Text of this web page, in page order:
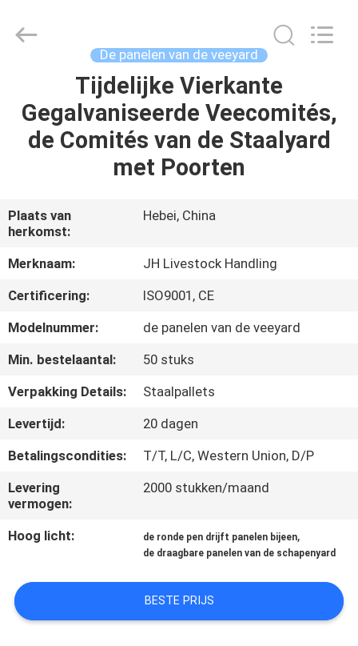
PRODUCTEN
ONS
FABRIEKSREIS
KWALITEITSCONTROLE
CONTACTEER
ONS
VERZOEK
EEN
CITAAT
SITEMAP
PRIVACYBELEID
metal
products
De panelen van de veeyard
Tijdelijke Vierkante
Gegalvaniseerde Veecomités,
de Comités van de Staalyard
met Poorten
Plaats van
herkomst:
Hebei, China
Merknaam:
JH Livestock Handling
Certificering:
ISO9001, CE
Modelnummer:
de panelen van de veeyard
Min. bestelaantal:
50 stuks
Verpakking Details:
Staalpallets
Levertijd:
20 dagen
Betalingscondities:
T/T, L/C, Western Union, D/P
Levering
vermogen:
2000 stukken/maand
Hoog licht: de ronde pen drijft panelen bijeen,
de draagbare panelen van de schapenyard
BESTE PRIJS